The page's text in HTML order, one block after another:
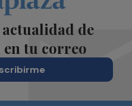
de
tu correo